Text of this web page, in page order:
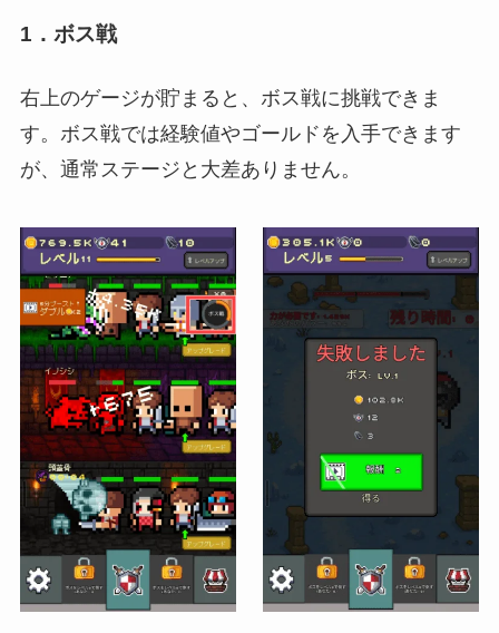
1．ボス戦
右上のゲージが貯まると、ボス戦に挑戦できま
す。ボス戦では経験値やゴールドを入手できます
が、通常ステージと大差ありません。